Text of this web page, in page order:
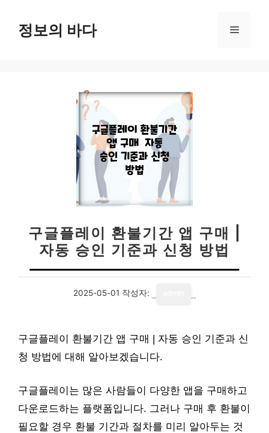
정보의 바다 메
구글플레이 환불기간 앱 구매 |
자동 승인 기준과 신청 방법
2025-05-01 작성자:
구글플레이 환불기간 앱 구매 | 자동 승인 기준과 신
청 방법에 대해 알아보겠습니다.
구글플레이는 많은 사람들이 다양한 앱을 구매하고
다운로드하는 플랫폼입니다. 그러나 구매 후 환불이
필요할 경우 환불 기간과 절차를 미리 알아두는 것